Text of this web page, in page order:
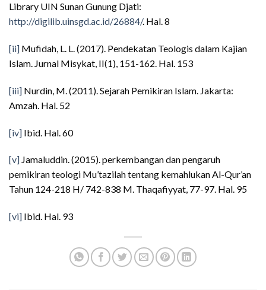
Library UIN Sunan Gunung Djati:
http://digilib.uinsgd.ac.id/26884/. Hal. 8
[ii] Mufidah, L. L. (2017). Pendekatan Teologis dalam Kajian
Islam. Jurnal Misykat, II(1), 151-162. Hal. 153
[iii] Nurdin, M. (2011). Sejarah Pemikiran Islam. Jakarta:
Amzah. Hal. 52
[iv] Ibid. Hal. 60
[v] Jamaluddin. (2015). perkembangan dan pengaruh
pemikiran teologi Mu’tazilah tentang kemahlukan Al-Qur’an
Tahun 124-218 H/ 742-838 M. Thaqafiyyat, 77-97. Hal. 95
[vi] Ibid. Hal. 93